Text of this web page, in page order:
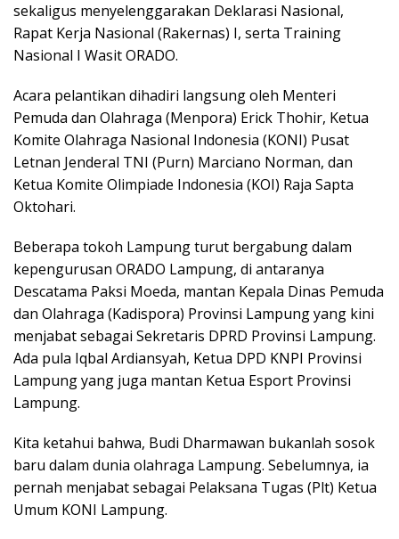
sekaligus menyelenggarakan Deklarasi Nasional,
Rapat Kerja Nasional (Rakernas) I, serta Training
Nasional I Wasit ORADO.
Acara pelantikan dihadiri langsung oleh Menteri
Pemuda dan Olahraga (Menpora) Erick Thohir, Ketua
Komite Olahraga Nasional Indonesia (KONI) Pusat
Letnan Jenderal TNI (Purn) Marciano Norman, dan
Ketua Komite Olimpiade Indonesia (KOI) Raja Sapta
Oktohari.
Beberapa tokoh Lampung turut bergabung dalam
kepengurusan ORADO Lampung, di antaranya
Descatama Paksi Moeda, mantan Kepala Dinas Pemuda
dan Olahraga (Kadispora) Provinsi Lampung yang kini
menjabat sebagai Sekretaris DPRD Provinsi Lampung.
Ada pula Iqbal Ardiansyah, Ketua DPD KNPI Provinsi
Lampung yang juga mantan Ketua Esport Provinsi
Lampung.
Kita ketahui bahwa, Budi Dharmawan bukanlah sosok
baru dalam dunia olahraga Lampung. Sebelumnya, ia
pernah menjabat sebagai Pelaksana Tugas (Plt) Ketua
Umum KONI Lampung.